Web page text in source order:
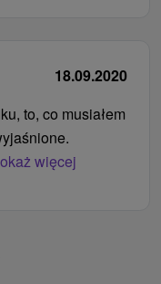
18.09.2020
to, co musiałem
więcej